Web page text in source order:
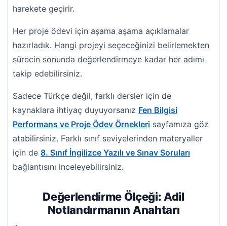
harekete geçirir.
Her proje ödevi için aşama aşama açıklamalar
hazırladık. Hangi projeyi seçeceğinizi belirlemekten
sürecin sonunda değerlendirmeye kadar her adımı
takip edebilirsiniz.
Sadece Türkçe değil, farklı dersler için de
kaynaklara ihtiyaç duyuyorsanız Fen Bilgisi
Performans ve Proje Ödev Örnekleri sayfamıza göz
atabilirsiniz. Farklı sınıf seviyelerinden materyaller
için de 8. Sınıf İngilizce Yazılı ve Sınav Soruları
bağlantısını inceleyebilirsiniz.
Değerlendirme Ölçeği: Adil
Notlandırmanın Anahtarı